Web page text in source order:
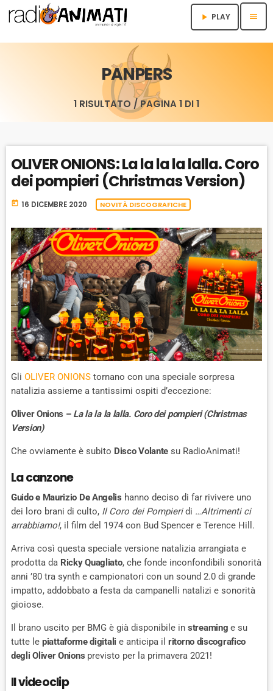
play_arrow PLAY menu
PANPERS
1 RISULTATO / PAGINA 1 DI 1
OLIVER ONIONS: La la la la lalla. Coro
dei pompieri (Christmas Version)
today 16 DICEMBRE 2020 NOVITÀ DISCOGRAFICHE
Gli OLIVER ONIONS tornano con una speciale sorpresa
natalizia assieme a tantissimi ospiti d’eccezione:
Oliver Onions – La la la la lalla. Coro dei pompieri (Christmas
Version)
Che ovviamente è subito Disco Volante su RadioAnimati!
La canzone
Guido e Maurizio De Angelis hanno deciso di far rivivere uno
dei loro brani di culto, Il Coro dei Pompieridi …Altrimenti ci
arrabbiamo!, il film del 1974 con Bud Spencer e Terence Hill.
Arriva così questa speciale versione natalizia arrangiata e
prodotta da Ricky Quagliato, che fonde inconfondibili sonorità
anni ’80 tra synth e campionatori con un sound 2.0 di grande
impatto, addobbato a festa da campanelli natalizi e sonorità
gioiose.
Il brano uscito per BMG è già disponibile in streaming e su
tutte le piattaforme digitali e anticipa il ritorno discografico
degli Oliver Onions previsto per la primavera 2021!
Il videoclip